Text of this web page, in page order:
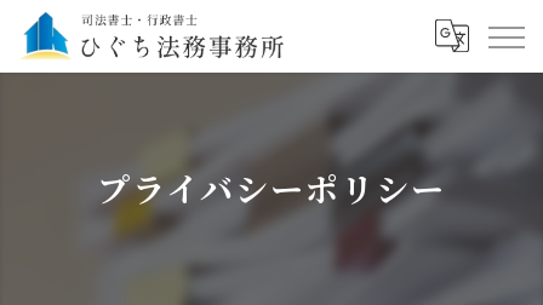
プライバシーポリシー